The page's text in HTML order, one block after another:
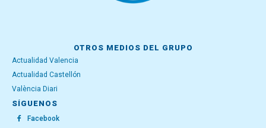
OTROS MEDIOS DEL GRUPO
Actualidad Valencia
Actualidad Castellón
València Diari
SÍGUENOS
Facebook